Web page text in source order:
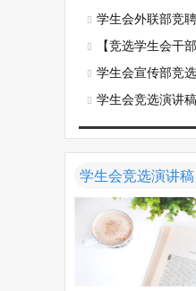
学生会外联部竞
【竞选学生会干
学生会宣传部竞
学生会竞选演讲
学生会竞选演讲稿